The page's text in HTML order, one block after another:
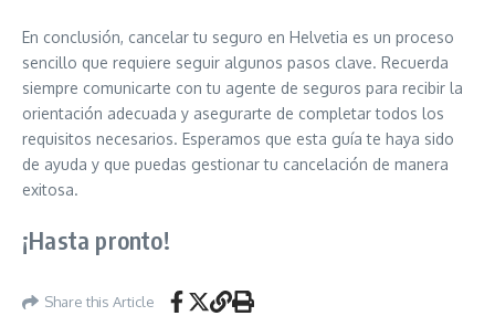
En conclusión, cancelar tu seguro en Helvetia es un proceso
sencillo que requiere seguir algunos pasos clave. Recuerda
siempre comunicarte con tu agente de seguros para recibir la
orientación adecuada y asegurarte de completar todos los
requisitos necesarios. Esperamos que esta guía te haya sido
de ayuda y que puedas gestionar tu cancelación de manera
exitosa.
¡Hasta pronto!
Share this Article